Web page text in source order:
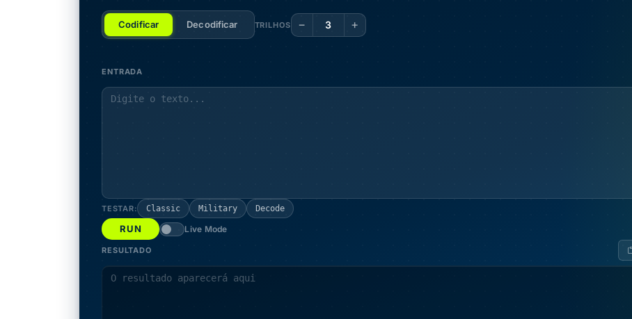
Codificar Decodificar TRILHOS − +
ENTRADA
TESTAR: Classic Military Decode
RUN Live Mode
RESULTADO